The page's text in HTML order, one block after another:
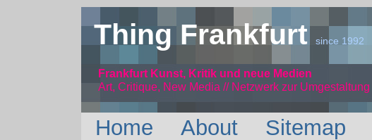
Thing Frankfurtsince 1992
Frankfurt Kunst, Kritik und neue Medien
Art, Critique, New Media // Netzwerk zur
Home About Sitemap